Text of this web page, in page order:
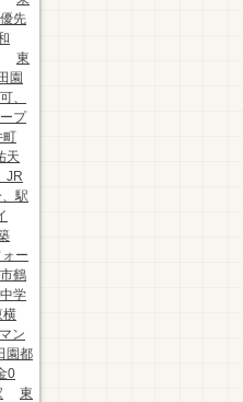
先
東
園
、
プ
町
天
JR
駅
ー
鶴
学
横
ン
園都
0
東